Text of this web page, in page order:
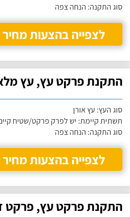
סוג התקנה: הנחה צפה
לצפייה בהצעות מחיר
התקנת פרקט עץ, עץ מלא
סוג העץ: עץ אורן
תשתית קיימת: יש לפרק פרקט/שטיח
סוג התקנה: הנחה צפה
לצפייה בהצעות מחיר
התקנת פרקט עץ, פרקט